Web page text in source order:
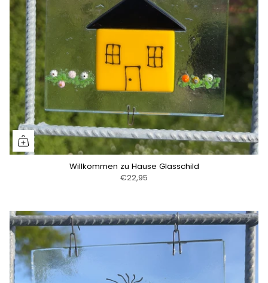
Willkommen zu Hause Glasschild
€22,95